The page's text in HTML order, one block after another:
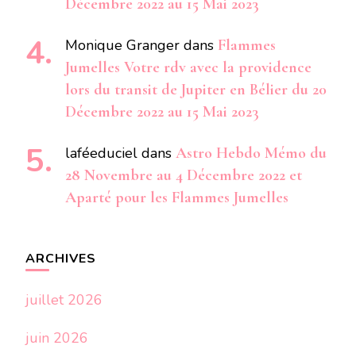
Décembre 2022 au 15 Mai 2023
Monique Granger dans Flammes
Jumelles Votre rdv avec la providence
lors du transit de Jupiter en Bélier du 20
Décembre 2022 au 15 Mai 2023
laféeduciel dans Astro Hebdo Mémo du
28 Novembre au 4 Décembre 2022 et
Aparté pour les Flammes Jumelles
ARCHIVES
juillet 2026
juin 2026